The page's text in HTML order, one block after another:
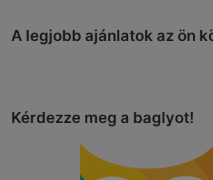
A legjobb ajánlatok az ön
Kérdezze meg a baglyot!